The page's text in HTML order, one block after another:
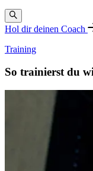
Hol dir deinen Coach
Training
So trainierst du